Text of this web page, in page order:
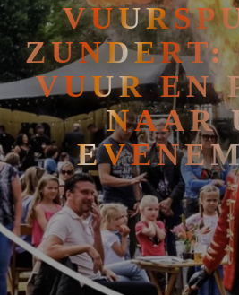
ZUNDERT:
VUUR EN
NAAR